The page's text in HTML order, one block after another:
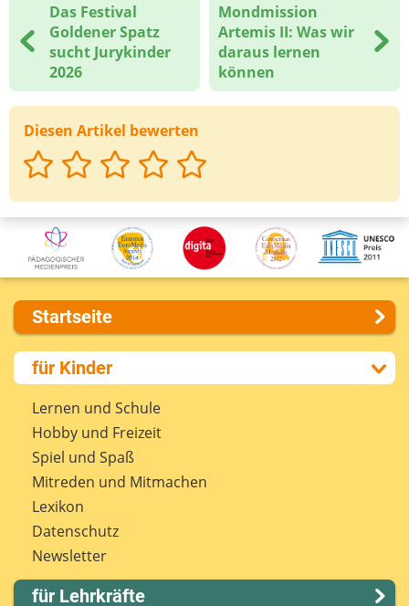
Das Festival
Goldener Spatz
sucht Jurykinder
2026
Mondmission
Artemis II: Was wir
daraus lernen
können
Diesen Artikel bewerten
Deine Nachricht
Startseite
Über uns
Presse
Kontakt
Impressum
Internet-ABC Sitemap
Barrierefreiheit
Länderprojekte
für Kinder
Lernen und Schule
Hobby und Freizeit
Spiel und Spaß
Mitreden und Mitmachen
Lexikon
Datenschutz
Newsletter
für Lehrkräfte